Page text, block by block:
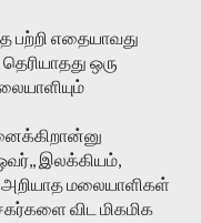
பற்றி எதையாவது
ஒரு
இலக்கியம்,
அறியாத மலையாளிகள்
விட மிகமிக